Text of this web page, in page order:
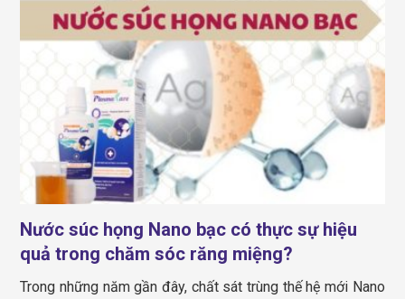
Nước súc họng Nano bạc có thực sự hiệu
quả trong chăm sóc răng miệng?
Trong những năm gần đây, chất sát trùng thế hệ mới Nano